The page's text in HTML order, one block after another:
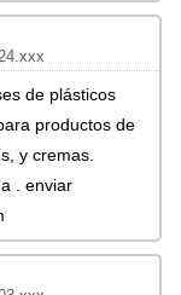
de plásticos
productos de
y cremas.
. enviar